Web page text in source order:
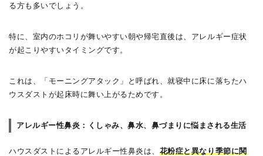
る方も多いでしょう。
特に、室内のホコリが舞いやすい朝や帰宅直後は、アレルギー症状
が起こりやすいタイミングです。
これは、「モーニングアタック」と呼ばれ、就寝中に床に落ちたハ
ウスダストが起床時に舞い上がるためです。
アレルギー性鼻炎：くしゃみ、鼻水、鼻づまりに悩まされる生活
ハウスダストによるアレルギー性鼻炎は、 花粉症と異なり季節に関